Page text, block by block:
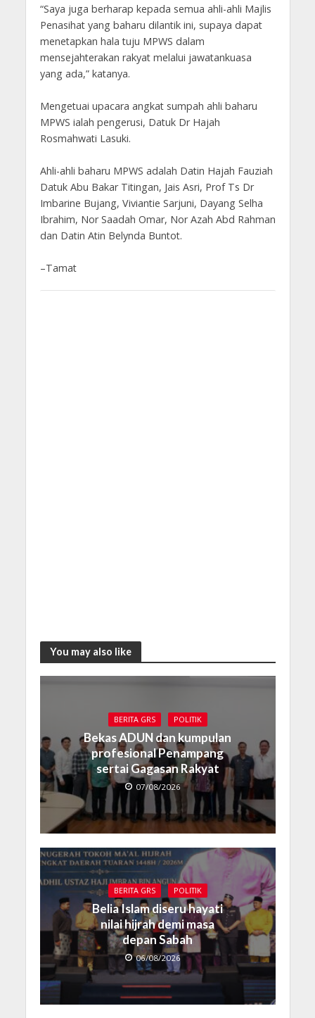
“Saya juga berharap kepada semua ahli-ahli Majlis
Penasihat yang baharu dilantik ini, supaya dapat
menetapkan hala tuju MPWS dalam
mensejahterakan rakyat melalui jawatankuasa
yang ada,” katanya.
Mengetuai upacara angkat sumpah ahli baharu
MPWS ialah pengerusi, Datuk Dr Hajah
Rosmahwati Lasuki.
Ahli-ahli baharu MPWS adalah Datin Hajah Fauziah
Datuk Abu Bakar Titingan, Jais Asri, Prof Ts Dr
Imbarine Bujang, Viviantie Sarjuni, Dayang Selha
Ibrahim, Nor Saadah Omar, Nor Azah Abd Rahman
dan Datin Atin Belynda Buntot.
–Tamat
You may also like
BERITA GRS POLITIK
Bekas ADUN dan kumpulan
profesional Penampang
sertai Gagasan Rakyat
07/08/2026
BERITA GRS POLITIK
Belia Islam diseru hayati
nilai hijrah demi masa
depan Sabah
06/08/2026